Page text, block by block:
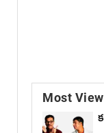
Most